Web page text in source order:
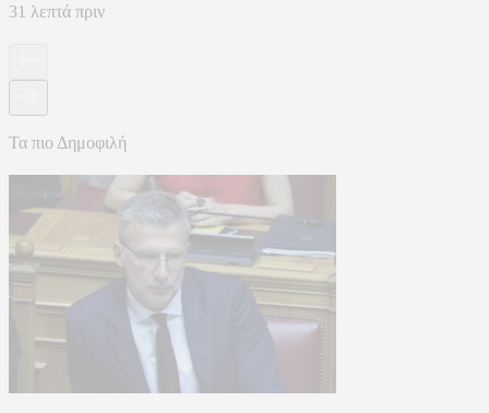
31 λεπτά πριν
Τα πιο Δημοφιλή